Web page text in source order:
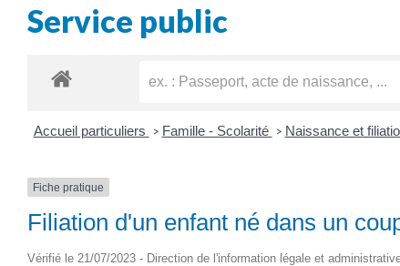
Service public
Accueil particuliers > Famille - Scolarité > Naissance et
Fiche pratique
Filiation d'un enfant né dans un
Vérifié le 21/07/2023 - Direction de l'information légale et